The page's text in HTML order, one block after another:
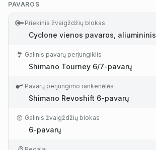
PAVAROS
Priekinis žvaigždžių blokas
Cyclone vienos pavaros, aliumininis
Galinis pavarų perjungiklis
Shimano Tourney 6/7-pavarų
Pavarų perjungimo rankenėlės
Shimano Revoshift 6-pavarų
Galinis žvaigždžių blokas
6-pavarų